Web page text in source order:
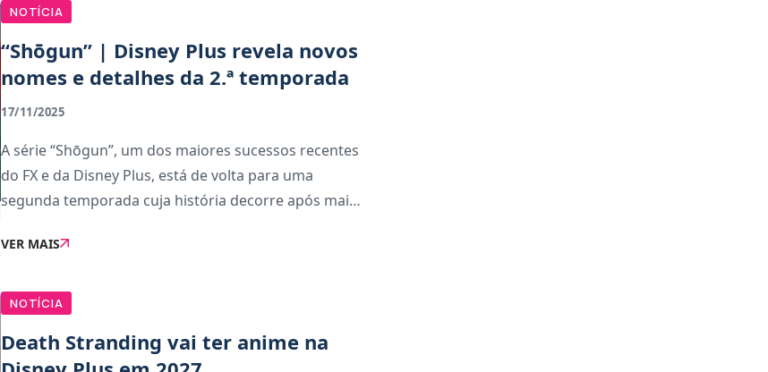
NOTÍCIA
“Shōgun” | Disney Plus revela novos
nomes e detalhes da 2.ª temporada
17/11/2025
A série “Shōgun”, um dos maiores sucessos recentes
do FX e da Disney Plus, está de volta para uma
segunda temporada cuja história decorre após mais
produção começa já em janeiro, no Canad
VER MAIS
NOTÍCIA
Death Stranding vai ter anime na